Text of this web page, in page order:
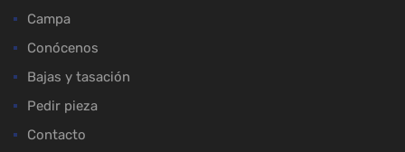
Campa
Conócenos
Bajas y tasación
Pedir pieza
Contacto